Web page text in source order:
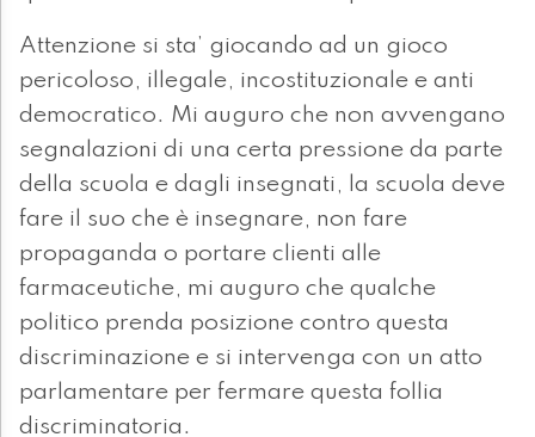
Attenzione si sta’ giocando ad un gioco
pericoloso, illegale, incostituzionale e anti
democratico. Mi auguro che non avvengano
segnalazioni di una certa pressione da parte
della scuola e dagli insegnati, la scuola deve
fare il suo che è insegnare, non fare
propaganda o portare clienti alle
farmaceutiche, mi auguro che qualche
politico prenda posizione contro questa
discriminazione e si intervenga con un atto
parlamentare per fermare questa follia
discriminatoria.